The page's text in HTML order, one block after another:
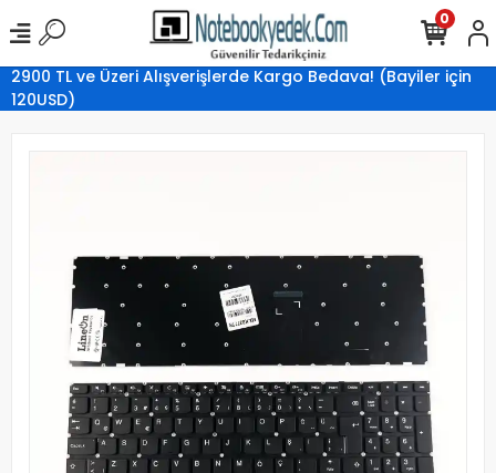
2900 TL ve Üzeri Alışverişlerde Kargo Bedava! (Bayiler için
120USD)
0